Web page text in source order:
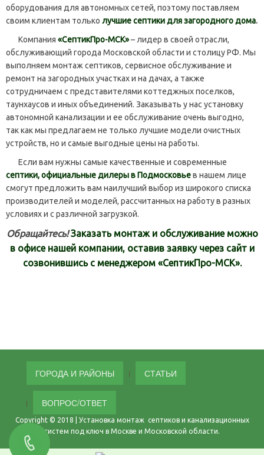
оборудования для автономных сетей, поэтому поставляем
своим клиентам только лучшие септики для загородного дома.
Компания «СептикПро-МСК»– лидер в своей отрасли,
обслуживающий города Московской области и столицу РФ. Мы
выполняем монтаж септиков, сервисное обслуживание и
ремонт на загородных участках и на дачах, а также
сотрудничаем с представителями коттеджных поселков,
таунхаусов и иных объединений. Заказывать у нас установку
автономной канализации и ее обслуживание очень выгодно,
так как мы предлагаем не только лучшие модели очистных
устройств, но и самые выгодные цены на работы.
Если вам нужны самые качественные и современные
септики, официальные дилеры в Подмосковьев нашем лице
смогут предложить вам наилучший выбор из широкого списка
производителей и моделей, рассчитанных на работу в разных
условиях и с различной загрузкой.
Обращайтесь!Заказать монтаж и обслуживание можно
в офисе нашей компании, оставив заявку через сайт и
созвонившись с менеджером «СептикПро-МСК».
ГОРОДА И РАЙОНЫ СТАТЬИ
ВОПРОС/ОТВЕТ
Copyright © 2018 | Установка монтаж септиков и канализационных
систем под ключ в Москве и Московской области.